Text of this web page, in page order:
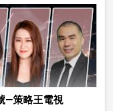
—策略王電視